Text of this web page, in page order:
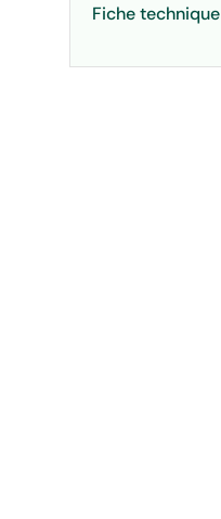
Fiche technique